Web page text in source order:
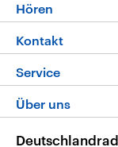
Programm
Die
Neue
Hören
Livestream
Podcasts
Kontakt
Service
FAQ
Über uns